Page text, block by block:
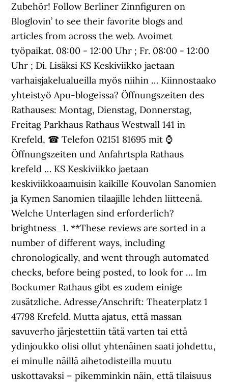
Zubehör! Follow Berliner Zinnfiguren on
Bloglovin’ to see their favorite blogs and
articles from across the web. Avoimet
työpaikat. 08:00 - 12:00 Uhr ; Fr. 08:00 - 12:00
Uhr ; Di. Lisäksi KS Keskiviikko jaetaan
varhaisjakelualueilla myös niihin … Kiinnostaako
yhteistyö Apu-blogeissa? Öffnungszeiten des
Rathauses: Montag, Dienstag, Donnerstag,
Freitag Parkhaus Rathaus Westwall 141 in
Krefeld, ☎ Telefon 02151 81695 mit ⌚
Öffnungszeiten und Anfahrtspla Rathaus
krefeld … KS Keskiviikko jaetaan
keskiviikkoaamuisin kaikille Kouvolan Sanomien
ja Kymen Sanomien tilaajille lehden liitteenä.
Welche Unterlagen sind erforderlich?
brightness_1. **These reviews are sorted in a
number of different ways, including
chronologically, and went through automated
checks, before being posted, to look for … Im
Bockumer Rathaus gibt es zudem einige
zusätzliche. Adresse/Anschrift: Theaterplatz 1
47798 Krefeld. Mutta ajatus, että massan
savuverho järjestettiin tätä varten tai että
ydinjoukko olisi ollut yhtenäinen saati johdettu,
ei minulle näillä aihetodisteilla muutu
uskottavaksi – pikemminkin näin, että tilaisuus